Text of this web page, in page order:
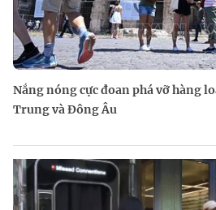
Nắng nóng cực đoan phá vỡ hàng
Trung và Đông Âu